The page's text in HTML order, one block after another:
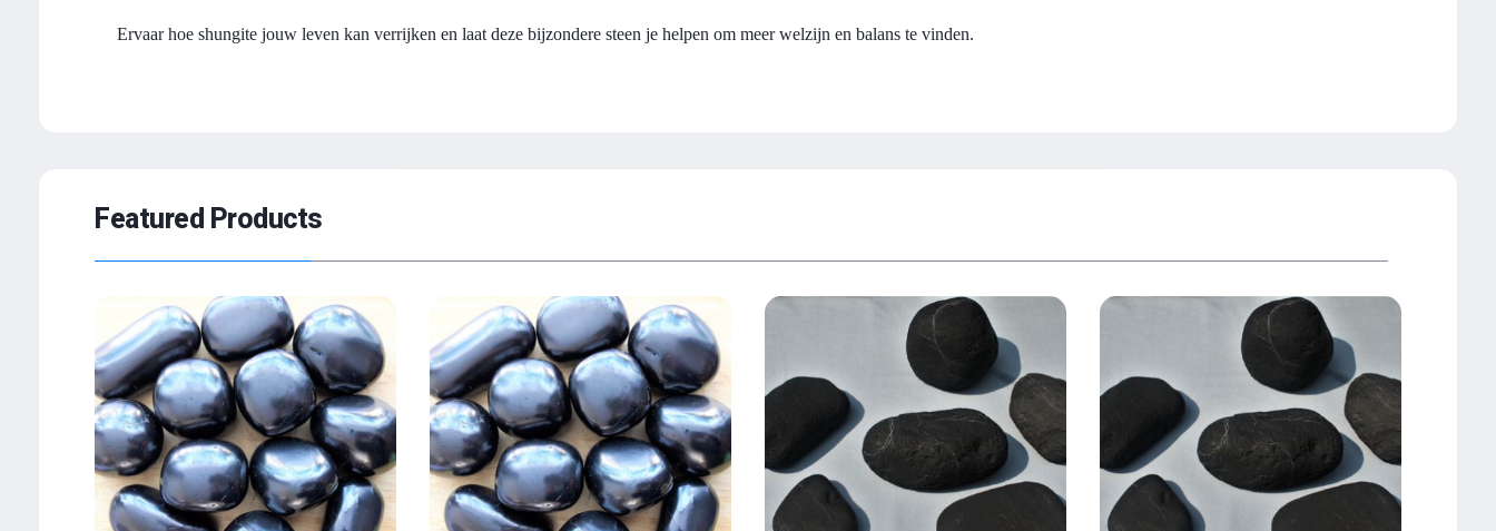
Ervaar hoe shungite jouw leven kan verrijken en laat deze bijzondere steen je helpen om meer welzijn en balans te vinden.
Featured Products